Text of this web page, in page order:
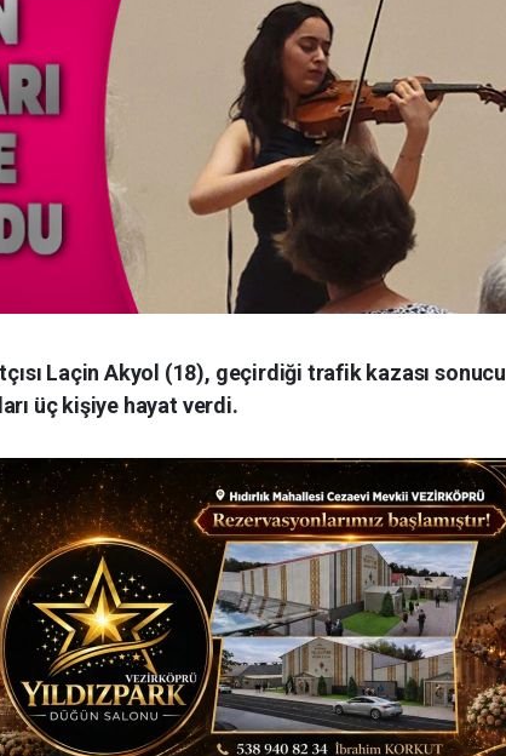
Laçin Akyol (18), geçirdiği trafik kazası sonucu
üç kişiye hayat verdi.